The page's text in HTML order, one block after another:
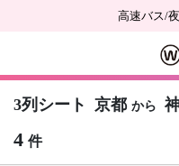
高速バス/
3列シート 京都 から
4 件